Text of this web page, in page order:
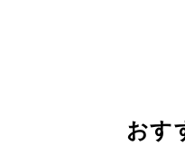
おす